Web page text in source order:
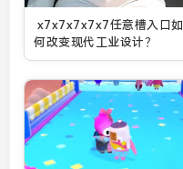
x7x7x7x7x7任意槽入口如
何改变现代工业设计？